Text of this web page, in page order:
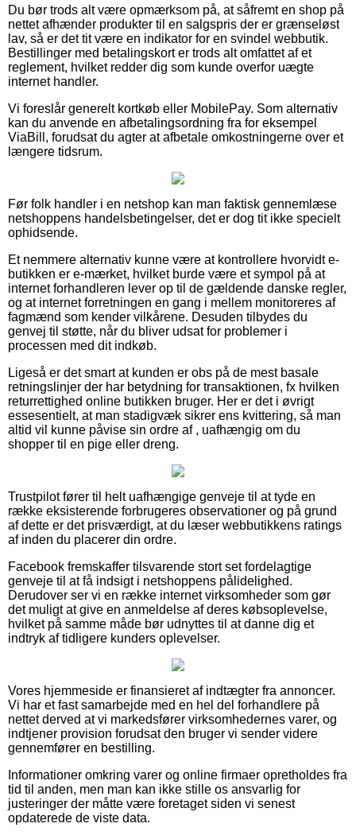
Du bør trods alt være opmærksom på, at såfremt en shop på
nettet afhænder produkter til en salgspris der er grænseløst
lav, så er det tit være en indikator for en svindel webbutik.
Bestillinger med betalingskort er trods alt omfattet af et
reglement, hvilket redder dig som kunde overfor uægte
internet handler.
Vi foreslår generelt kortkøb eller MobilePay. Som alternativ
kan du anvende en afbetalingsordning fra for eksempel
ViaBill, forudsat du agter at afbetale omkostningerne over et
længere tidsrum.
Før folk handler i en netshop kan man faktisk gennemlæse
netshoppens handelsbetingelser, det er dog tit ikke specielt
ophidsende.
Et nemmere alternativ kunne være at kontrollere hvorvidt e-
butikken er e-mærket, hvilket burde være et sympol på at
internet forhandleren lever op til de gældende danske regler,
og at internet forretningen en gang i mellem monitoreres af
fagmænd som kender vilkårene. Desuden tilbydes du
genvej til støtte, når du bliver udsat for problemer i
processen med dit indkøb.
Ligeså er det smart at kunden er obs på de mest basale
retningslinjer der har betydning for transaktionen, fx hvilken
returrettighed online butikken bruger. Her er det i øvrigt
essesentielt, at man stadigvæk sikrer ens kvittering, så man
altid vil kunne påvise sin ordre af , uafhængig om du
shopper til en pige eller dreng.
Trustpilot fører til helt uafhængige genveje til at tyde en
række eksisterende forbrugeres observationer og på grund
af dette er det prisværdigt, at du læser webbutikkens ratings
af inden du placerer din ordre.
Facebook fremskaffer tilsvarende stort set fordelagtige
genveje til at få indsigt i netshoppens pålidelighed.
Derudover ser vi en række internet virksomheder som gør
det muligt at give en anmeldelse af deres købsoplevelse,
hvilket på samme måde bør udnyttes til at danne dig et
indtryk af tidligere kunders oplevelser.
Vores hjemmeside er finansieret af indtægter fra annoncer.
Vi har et fast samarbejde med en hel del forhandlere på
nettet derved at vi markedsfører virksomhedernes varer, og
indtjener provision forudsat den bruger vi sender videre
gennemfører en bestilling.
Informationer omkring varer og online firmaer opretholdes fra
tid til anden, men man kan ikke stille os ansvarlig for
justeringer der måtte være foretaget siden vi senest
opdaterede de viste data.